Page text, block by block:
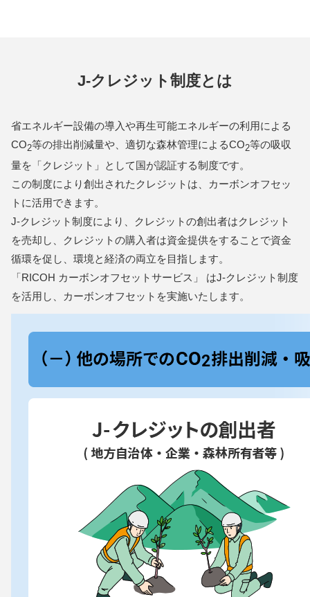
J-クレジット制度とは
省エネルギー設備の導入や再生可能エネルギーの利用による
CO2等の排出削減量や、適切な森林管理によるCO2等の吸収
量を「クレジット」として国が認証する制度です。
この制度により創出されたクレジットは、カーボンオフセッ
トに活用できます。
J-クレジット制度により、クレジットの創出者はクレジット
を売却し、クレジットの購入者は資金提供をすることで資金
循環を促し、環境と経済の両立を目指します。
「RICOH カーボンオフセットサービス」 はJ-クレジット制度
を活用し、カーボンオフセットを実施いたします。